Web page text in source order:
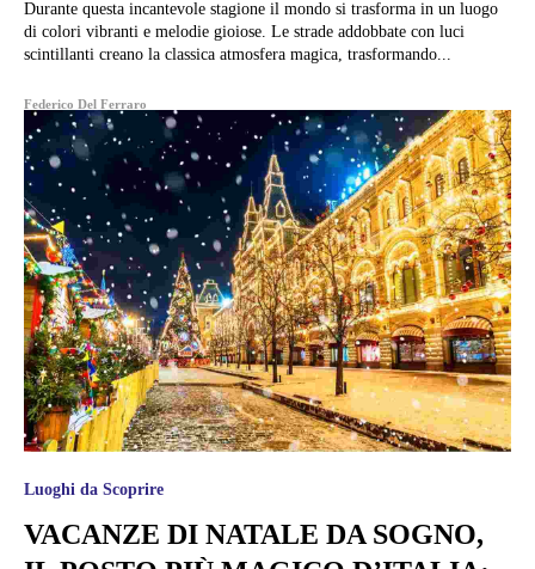
Durante questa incantevole stagione il mondo si trasforma in un luogo
di colori vibranti e melodie gioiose. Le strade addobbate con luci
scintillanti creano la classica atmosfera magica, trasformando...
Federico Del Ferraro
Luoghi da Scoprire
VACANZE DI NATALE DA SOGNO,